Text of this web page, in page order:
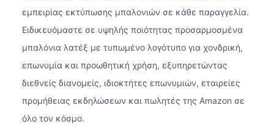
εμπειρίας εκτύπωσης μπαλονιών σε κάθε παραγγελία.
Ειδικευόμαστε σε υψηλής ποιότητας προσαρμοσμένα
μπαλόνια λατέξ με τυπωμένο λογότυπο για χονδρική,
επωνυμία και προωθητική χρήση, εξυπηρετώντας
διεθνείς διανομείς, ιδιοκτήτες επωνυμιών, εταιρείες
προμήθειας εκδηλώσεων και πωλητές της Amazon σε
όλο τον κόσμο.